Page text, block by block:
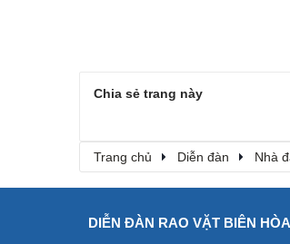
Chia sẻ trang này
Trang chủ Diễn đàn Nhà
DIỄN ĐÀN RAO VẶT BIÊN